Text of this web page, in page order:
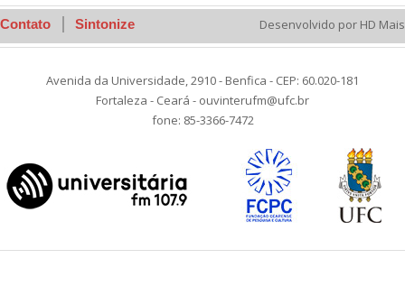
Contato Sintonize Desenvolvido por HD Mais
Avenida da Universidade, 2910 - Benfica - CEP: 60.020-181
Fortaleza - Ceará - ouvinterufm@ufc.br
fone: 85-3366-7472